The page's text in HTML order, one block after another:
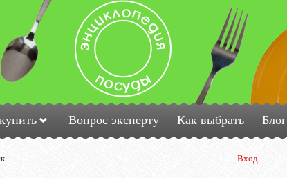
Вопрос эксперту Как выбрать Блог
Вход